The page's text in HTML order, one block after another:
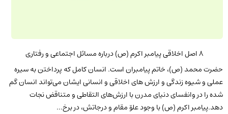
8 اصل اخلاقی پیامبر اکرم (ص) درباره مسائل اجتماعی و رفتاری
حضرت محمد (ص)، خاتم پیامبران است. انسان کامل که پرداختن به سیره
عملی و شیوه زندگی و ارزش های اخلاقی و انسانی ایشان می‌تواند انسان گم
شده را در وانفسای دنیای مدرن با ارزش‌های التقاطی و متناقض نجات
دهد.پیامبر اکرم (ص) با وجود علوّ مقام و درجاتش، در برخ...